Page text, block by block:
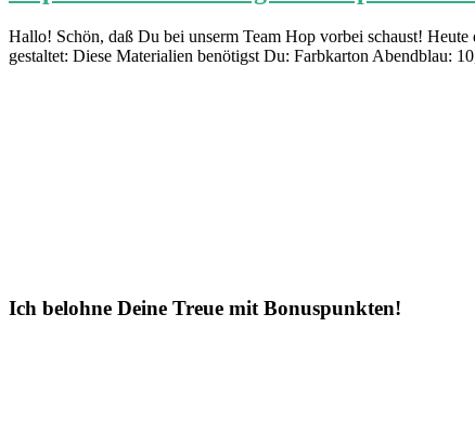
Hallo! Schön, daß Du bei unserm Team Hop vorbei schaust!
gestaltet: Diese Materialien benötigst Du: Farbkarton Abendblau:
Ich belohne Deine Treue mit Bonuspunkten!